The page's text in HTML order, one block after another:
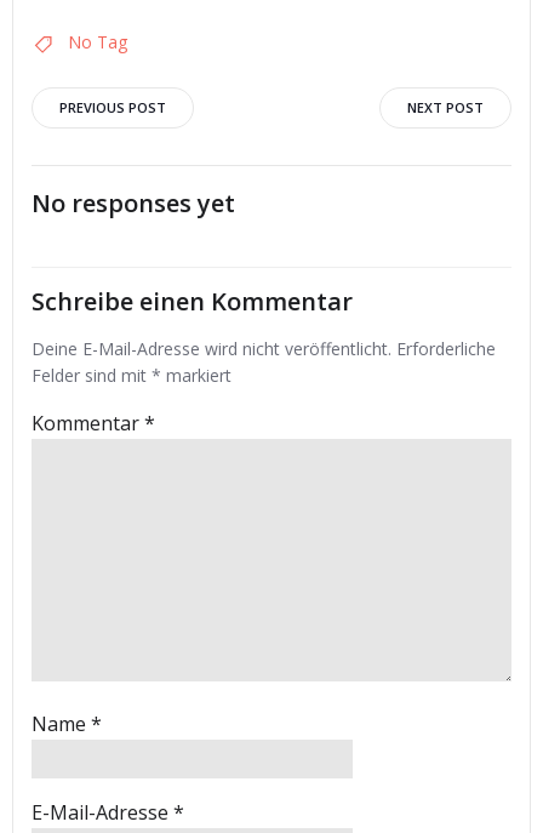
No Tag
Post
navigation
PREVIOUS POST
navigation
NEXT POST
No responses yet
Schreibe einen Kommentar
Deine E-Mail-Adresse wird nicht veröffentlicht. Erforderliche
Felder sind mit * markiert
Kommentar*
Name *
E-Mail-Adresse *